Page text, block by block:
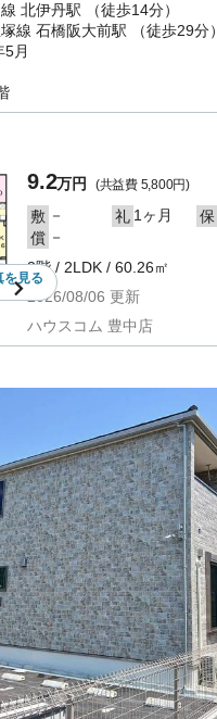
北伊丹駅 （徒歩14分）
線 石橋阪大前駅 （徒歩29分）
5月
を見る
9.2万円 (共益費 5,800円)
敷 － 礼 1ヶ月 保
償 －
3階 / 2LDK / 60.26㎡
2026/08/06 更新
ハウスコム 豊中店